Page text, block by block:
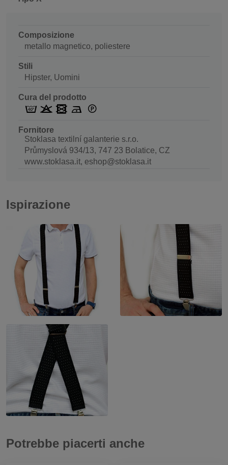
Composizione
metallo magnetico, poliestere
Stili
Hipster, Uomini
Cura del prodotto
Fornitore
Stoklasa textilní galanterie s.r.o.
Průmyslová 934/13, 747 23 Bolatice, CZ
www.stoklasa.it, eshop@stoklasa.it
Ispirazione
Potrebbe piacerti anche